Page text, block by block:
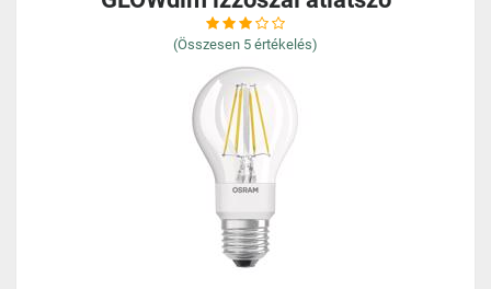
(Összesen 5 értékelés)